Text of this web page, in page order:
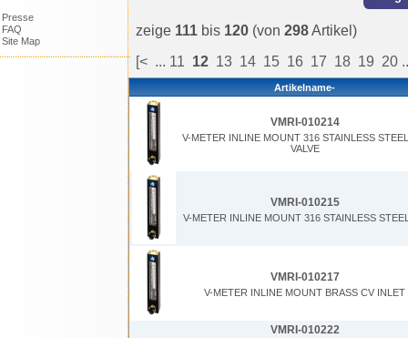
Presse
FAQ
Site Map
zeige 111 bis 120 (von 298Artikel)
[< ... 11 12 13 14 15 16 17 18 19 20
Artikelname-
VMRI-010214
V-METER INLINE MOUNT 316 STAINLESS
VALVE
VMRI-010215
V-METER INLINE MOUNT 316 STAINLESS
VMRI-010217
V-METER INLINE MOUNT BRASS CV INLET
VMRI-010222